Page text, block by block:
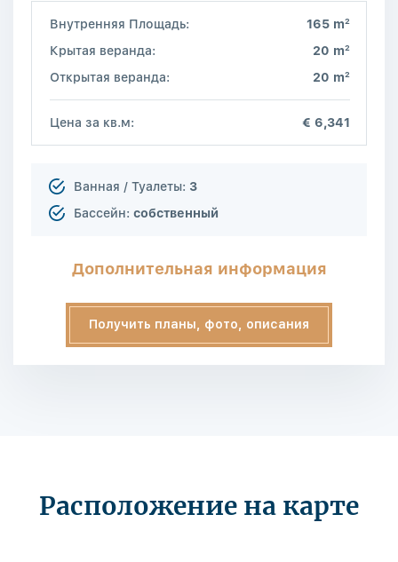
Внутренняя Площадь: 165 m2
Крытая веранда: 20 m2
Открытая веранда: 20 m2
Цена за кв.м: € 6,341
Ванная / Туалеты: 3
Бассейн: собственный
Дополнительная информация
Получить планы, фото, описания
Расположение на карте